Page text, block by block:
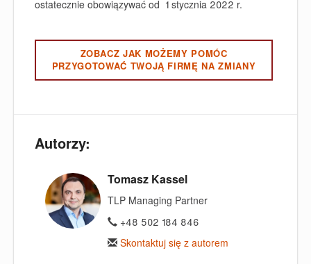
ostatecznie obowiązywać od 1 stycznia 2022 r.
ZOBACZ JAK MOŻEMY POMÓC
PRZYGOTOWAĆ TWOJĄ FIRMĘ NA ZMIANY
Autorzy:
Tomasz Kassel
TLP Managing Partner
+48 502 184 846
Skontaktuj się z autorem